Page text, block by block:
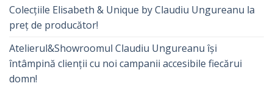
Colecțiile Elisabeth & Unique by Claudiu Ungureanu la
preț de producător!
Atelierul&Showroomul Claudiu Ungureanu își
întâmpină clienții cu noi campanii accesibile fiecărui
domn!